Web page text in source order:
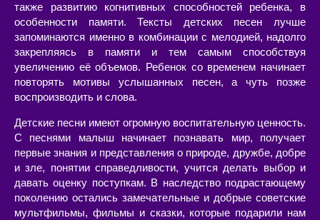
также развитию когнитивных способностей ребенка, в
особенности памяти. Тексты детских песен лучше
запоминаются именно в комбинации с мелодией, надолго
закрепляясь в памяти и тем самым способствуя
увеличению её объемов. Ребенок со временем начинает
повторять мотивы услышанных песен, а чуть позже
воспроизводить и слова.
Детские песни имеют огромную воспитательную ценность.
С песнями малыш начинает познавать мир, получает
первые знания и представления о природе, дружбе, добре
и зле, понятии справедливости, учится делать выбор и
давать оценку поступкам. В наследство подрастающему
поколению остались замечательные и добрые советские
мультфильмы, фильмы и сказки, которые подарили нам